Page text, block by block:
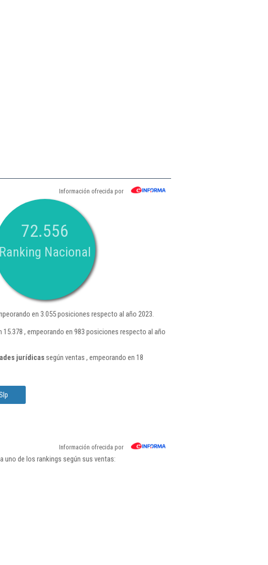
Información ofrecida por
72.556
Ranking Nacional
en 3.055 posiciones respecto al año 2023.
, empeorando en 983 posiciones respecto al año
jurídicassegún ventas , empeorando en 18
Información ofrecida por
uno de los rankings según sus ventas: